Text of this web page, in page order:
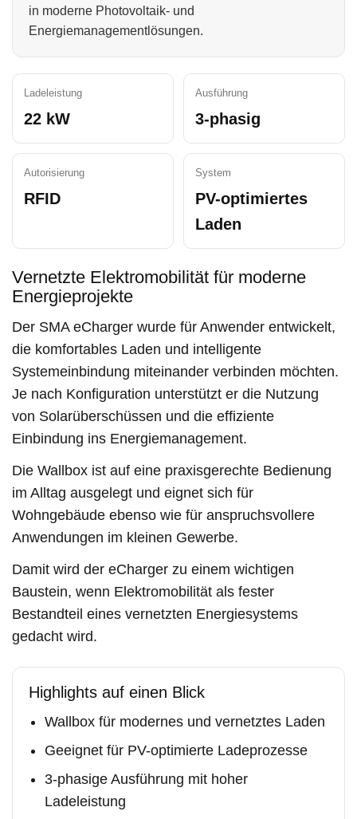
in moderne Photovoltaik- und
Energiemanagementlösungen.
Ladeleistung
22 kW
Ausführung
3-phasig
Autorisierung
RFID
System
PV-optimiertes
Laden
Vernetzte Elektromobilität für moderne
Energieprojekte
Der SMA eCharger wurde für Anwender entwickelt,
die komfortables Laden und intelligente
Systemeinbindung miteinander verbinden möchten.
Je nach Konfiguration unterstützt er die Nutzung
von Solarüberschüssen und die effiziente
Einbindung ins Energiemanagement.
Die Wallbox ist auf eine praxisgerechte Bedienung
im Alltag ausgelegt und eignet sich für
Wohngebäude ebenso wie für anspruchsvollere
Anwendungen im kleinen Gewerbe.
Damit wird der eCharger zu einem wichtigen
Baustein, wenn Elektromobilität als fester
Bestandteil eines vernetzten Energiesystems
gedacht wird.
Highlights auf einen Blick
Wallbox für modernes und vernetztes Laden
Geeignet für PV-optimierte Ladeprozesse
3-phasige Ausführung mit hoher
Ladeleistung